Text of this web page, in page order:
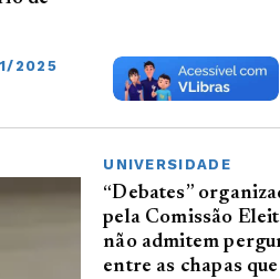
2025
UNIVERSIDADE
“Debates”
pela Comissão
não admitem
entre as chapas que